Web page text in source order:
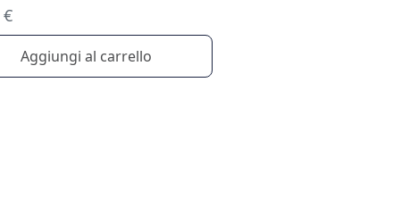
€
Aggiungi al carrello